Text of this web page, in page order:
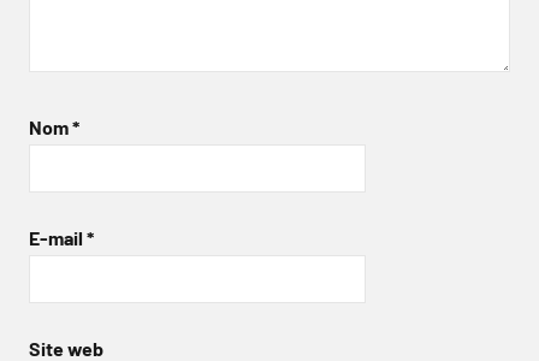
Nom*
E-mail *
Site web